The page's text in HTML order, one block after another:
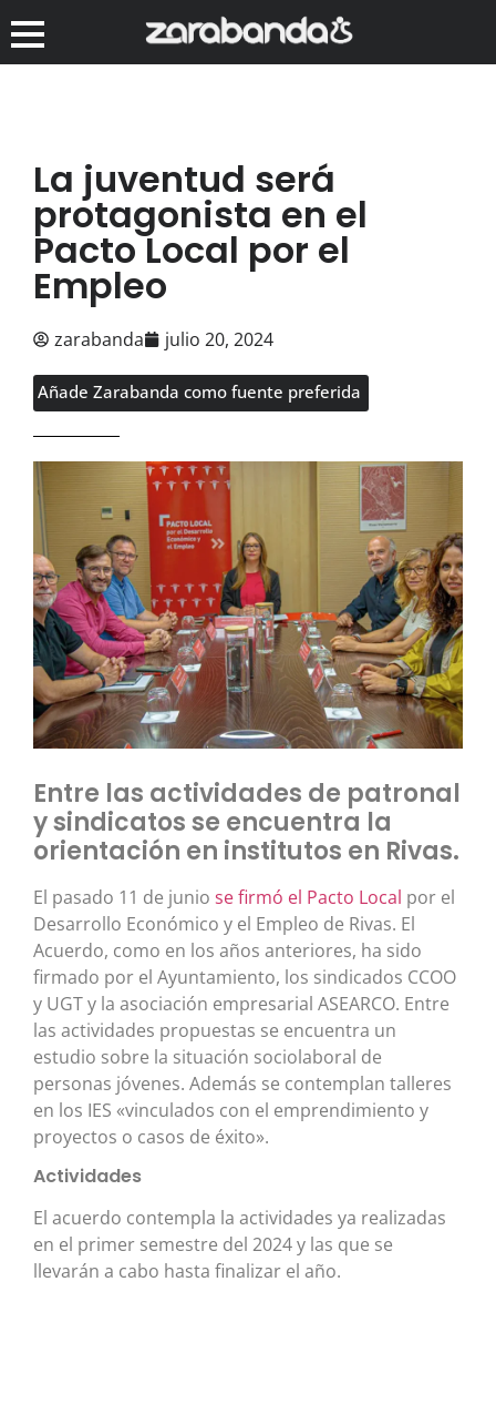
La juventud será
protagonista en el
Pacto Local por el
Empleo
zarabanda julio 20, 2024
Añade Zarabanda como fuente preferida
Entre las actividades de patronal
y sindicatos se encuentra la
orientación en institutos en Rivas.
El pasado 11 de junio se firmó el Pacto Local por el
Desarrollo Económico y el Empleo de Rivas. El
Acuerdo, como en los años anteriores, ha sido
firmado por el Ayuntamiento, los sindicados CCOO
y UGT y la asociación empresarial ASEARCO. Entre
las actividades propuestas se encuentra un
estudio sobre la situación sociolaboral de
personas jóvenes. Además se contemplan talleres
en los IES «vinculados con el emprendimiento y
proyectos o casos de éxito».
Actividades
El acuerdo contempla la actividades ya realizadas
en el primer semestre del 2024 y las que se
llevarán a cabo hasta finalizar el año.